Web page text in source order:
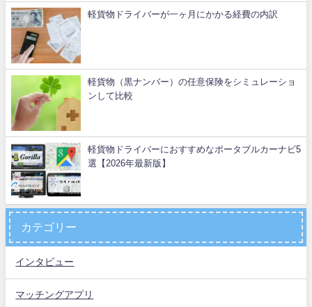
軽貨物ドライバーが一ヶ月にかかる経費の内訳
軽貨物（黒ナンバー）の任意保険をシミュレーショ
ンして比較
軽貨物ドライバーにおすすめなポータブルカーナビ5
選【2026年最新版】
カテゴリー
インタビュー
マッチングアプリ